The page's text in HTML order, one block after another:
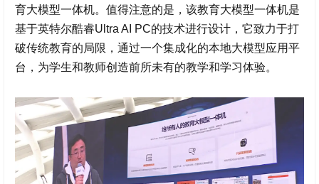
育大模型一体机。值得注意的是，该教育大模型一体机是
基于英特尔酷睿Ultra AI PC的技术进行设计，它致力于打
破传统教育的局限，通过一个集成化的本地大模型应用平
台，为学生和教师创造前所未有的教学和学习体验。